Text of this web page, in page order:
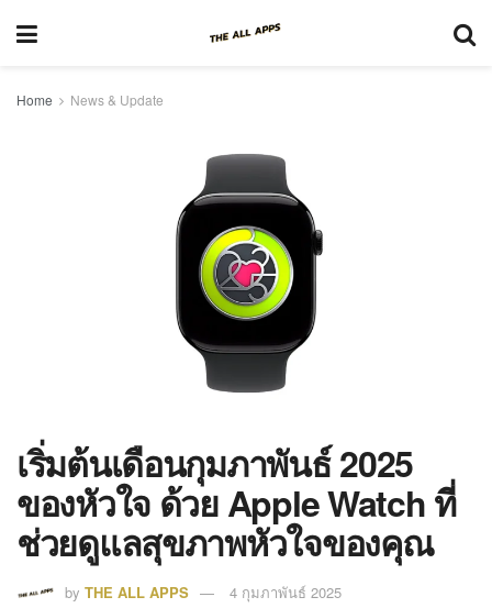
Home News & Update
เริ่มต้นเดือนกุมภาพันธ์ 2025
ของหัวใจ ด้วย Apple Watch ที่
ช่วยดูแลสุขภาพหัวใจของคุณ
by THE ALL APPS 4 กุมภาพันธ์ 2025